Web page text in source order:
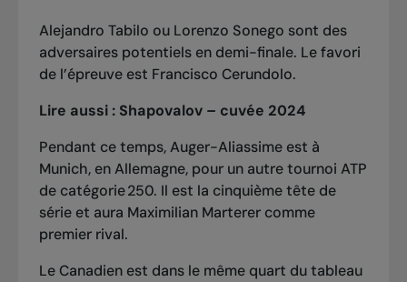
Alejandro Tabilo ou Lorenzo Sonego sont des
adversaires potentiels en demi-finale. Le favori
de l’épreuve est Francisco Cerundolo.
Lire aussi : Shapovalov – cuvée 2024
Pendant ce temps, Auger-Aliassime est à
Munich, en Allemagne, pour un autre tournoi ATP
de catégorie 250. Il est la cinquième tête de
série et aura Maximilian Marterer comme
premier rival.
Le Canadien est dans le même quart du tableau